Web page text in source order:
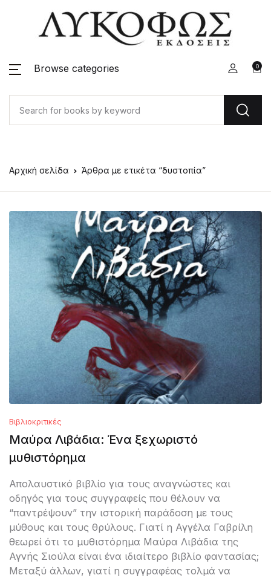
Browse categories 0
Αρχική σελίδα Άρθρα με ετικέτα “δυστοπία”
Βιβλιοκριτικές
Μαύρα Λιβάδια: Ένα ξεχωριστό
μυθιστόρημα
Απολαυστικό βιβλίο για τους αναγνώστες και
οδηγός για τους συγγραφείς που θέλουν να
“παντρέψουν” την ιστορική παράδοση με τους
μύθους και τους θρύλους. Γιατί η Αγγέλα Γαβρίλη
θεωρεί ότι το μυθιστόρημα Μαύρα Λιβάδια της
Αγνής Σιούλα είναι ένα ιδιαίτερο βιβλίο φαντασίας;
Μεταξύ άλλων, γιατί η συγγραφέας τολμά να